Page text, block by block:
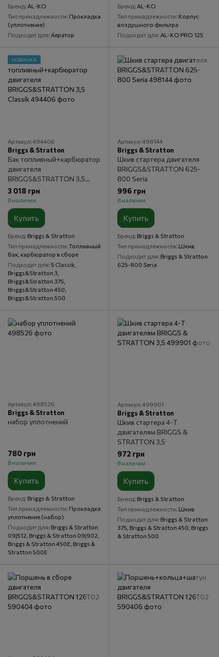
Бренд AL-KO
Тип принадлежности Прокладка
(уплотнение)
Подходит для Аератор
Бренд AL-KO
Тип принадлежности Корпус
воздушного фильтра
Подходит для AL-KO PRO 125
НОВИНКА
Артикул: 494406
Briggs & Stratton
Бак топливный+карбюратор
двигателя
BRIGGS&STRATTON 3,5
Classik
3 018 грн
В наличии
Купить
Бренд Briggs & Stratton
Тип принадлежности Топливный
бак, карбюратор в сборе
Подходит для 5 Classik,
Briggs&Stratton 3,
Briggs&Stratton 375,
Briggs&Stratton 450,
Briggs&Stratton 500
Артикул: 498144
Briggs & Stratton
Шкив стартера двигателя
BRIGGS&STRATTON 625-
800 Seria
996 грн
В наличии
Купить
Бренд Briggs & Stratton
Тип принадлежности Шкив
Подходит для Briggs & Stratton
625-800 Seria
Артикул: 498526
Briggs & Stratton
набор уплотнений
780 грн
В наличии
Купить
Бренд Briggs & Stratton
Тип принадлежности Прокладка
уплотнение (набор)
Подходит для Briggs & Stratton
09J512, Briggs & Stratton 09J902,
Briggs & Stratton 450E, Briggs &
Stratton 500E
Артикул: 499901
Briggs & Stratton
Шкив стартера 4-Т
двигателям BRIGGS &
STRATTON 3,5
972 грн
В наличии
Купить
Бренд Briggs & Stratton
Тип принадлежности Шкив
Подходит для Briggs & Stratton
375, Briggs & Stratton 450, Briggs
& Stratton 500